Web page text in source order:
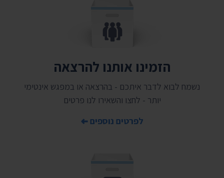
הזמינו אותנו להרצאה
נשמח לבוא לדבר איתכם - בהרצאה או במפגש אינטימי
יותר - לחצו והשאירו לנו פרטים
לפרטים נוספים